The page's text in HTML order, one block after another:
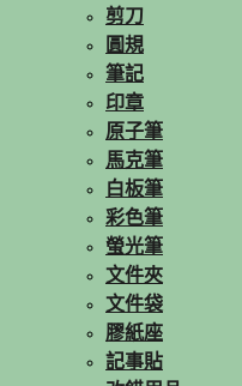
剪刀
圓規
筆記
印章
原子筆
馬克筆
白板筆
彩色筆
螢光筆
文件夾
文件袋
膠紙座
記事貼